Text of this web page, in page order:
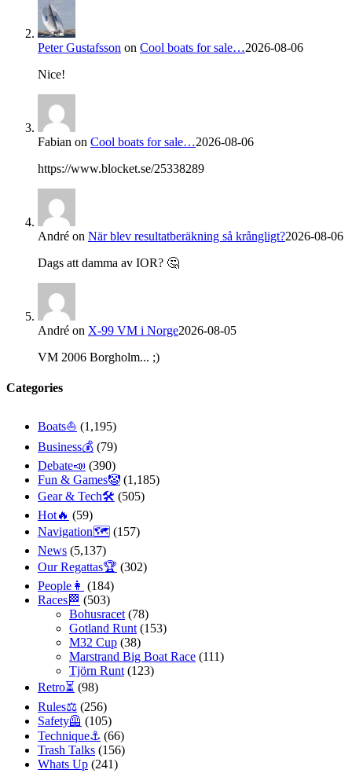
Peter Gustafsson on Cool boats for sale…2026-08-06
Nice!
Fabian on Cool boats for sale…2026-08-06
https://www.blocket.se/25338289
André on När blev resultatberäkning så krångligt?2026-08-06
Dags att damma av IOR? 🤔
André on X-99 VM i Norge2026-08-05
VM 2006 Borgholm... ;)
Categories
Boats⛵️ (1,195)
Business💰 (79)
Debate📣 (390)
Fun & Games🤡 (1,185)
Gear & Tech🛠 (505)
Hot🔥 (59)
Navigation🗺 (157)
News (5,137)
Our Regattas🏆 (302)
People👩 (184)
Races🏁 (503)
Bohusracet (78)
Gotland Runt (153)
M32 Cup (38)
Marstrand Big Boat Race (111)
Tjörn Runt (123)
Retro⏳ (98)
Rules⚖️ (256)
Safety🦺 (105)
Technique⚓️ (66)
Trash Talks (156)
Whats Up (241)